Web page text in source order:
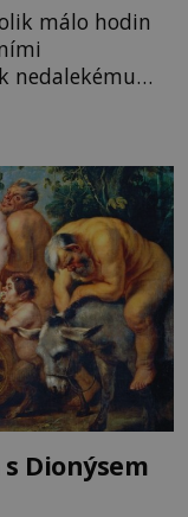
málo hodin
nedalekému
ranec s
namířeno,
„Do Sk
Dionýsem